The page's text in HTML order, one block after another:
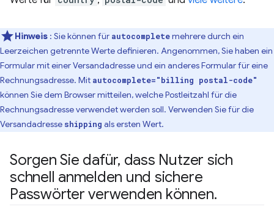
Hinweis : Sie können für autocompletemehrere durch ein
Leerzeichen getrennte Werte definieren. Angenommen, Sie haben ein
Formular mit einer Versandadresse und ein anderes Formular für eine
Rechnungsadresse. Mit autocomplete="billing postal-code"
können Sie dem Browser mitteilen, welche Postleitzahl für die
Rechnungsadresse verwendet werden soll. Verwenden Sie für die
Versandadresse shipping als ersten Wert.
Sorgen Sie dafür, dass Nutzer sich
schnell anmelden und sichere
Passwörter verwenden können.